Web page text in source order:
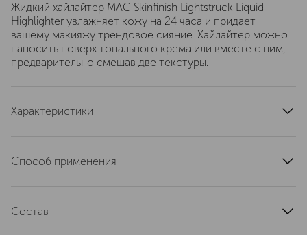
Жидкий хайлайтер MAC Skinfinish Lightstruck Liquid
Highlighter увлажняет кожу на 24 часа и придает
вашему макияжу трендовое сияние. Хайлайтер можно
наносить поверх тонального крема или вместе с ним,
предварительно смешав две текстуры.
Характеристики
область применения
Способ применения
небольшой кисти (например, кисти MAC №240, 286 или
Состав